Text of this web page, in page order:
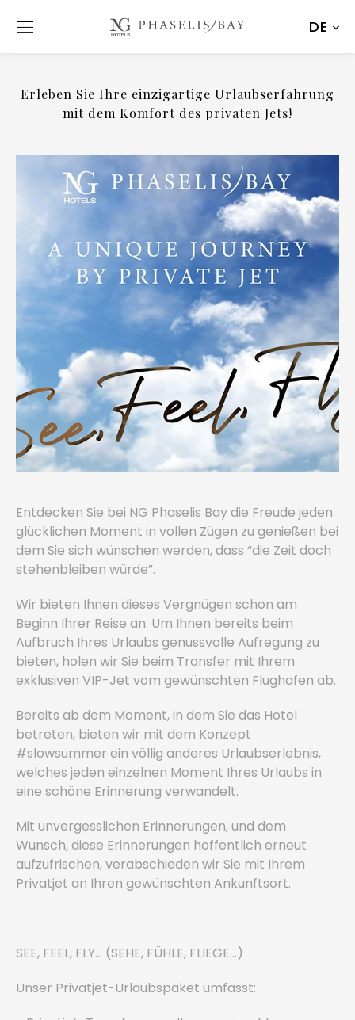
DE
Erleben Sie Ihre einzigartige Urlaubserfahrung
mit dem Komfort des privaten Jets!
Entdecken Sie bei NG Phaselis Bay die Freude jeden
glücklichen Moment in vollen Zügen zu genießen bei
dem Sie sich wünschen werden, dass “die Zeit doch
stehenbleiben würde”.
Wir bieten Ihnen dieses Vergnügen schon am
Beginn Ihrer Reise an. Um Ihnen bereits beim
Aufbruch Ihres Urlaubs genussvolle Aufregung zu
bieten, holen wir Sie beim Transfer mit Ihrem
exklusiven VIP-Jet vom gewünschten Flughafen ab.
Bereits ab dem Moment, in dem Sie das Hotel
betreten, bieten wir mit dem Konzept
#slowsummer ein völlig anderes Urlaubserlebnis,
welches jeden einzelnen Moment Ihres Urlaubs in
eine schöne Erinnerung verwandelt.
Mit unvergesslichen Erinnerungen, und dem
Wunsch, diese Erinnerungen hoffentlich erneut
aufzufrischen, verabschieden wir Sie mit Ihrem
Privatjet an Ihren gewünschten Ankunftsort.
SEE, FEEL, FLY… (SEHE, FÜHLE, FLIEGE…)
Unser Privatjet-Urlaubspaket umfasst: